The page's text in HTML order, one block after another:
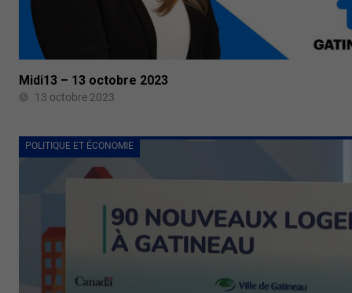
Midi13 – 13 octobre 2023
13 octobre 2023
POLITIQUE ET ÉCONOMIE